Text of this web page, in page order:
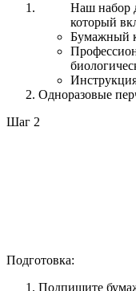
Наш набор
который
Бумажный
Одноразовые
Шаг 2
Подготовка:
Подпишите